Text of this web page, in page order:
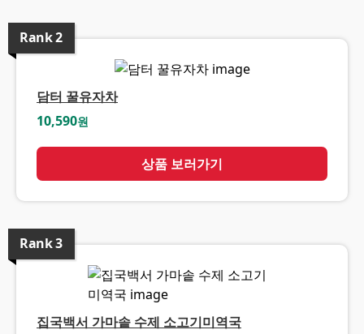
Rank2
담터 꿀유자차
10,590원
상품 보러가기
Rank3
집국백서 가마솥 수제 소고기미역국